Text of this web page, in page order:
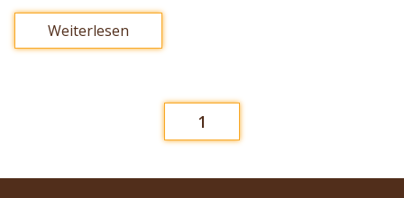
Weiterlesen
1